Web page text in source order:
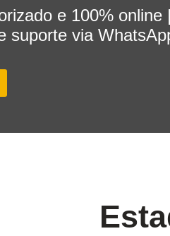
e 100%
suporte via